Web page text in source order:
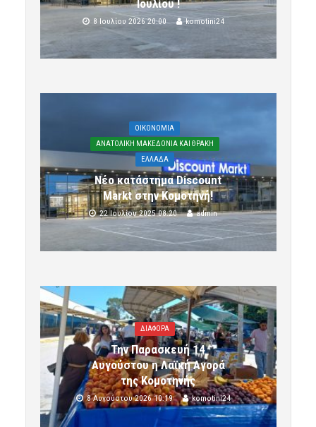
Ιουλίου !
8 Ιουλίου 2026 20:00 komotini24
OIKONOMIA
ΑΝΑΤΟΛΙΚΗ ΜΑΚΕΔΟΝΙΑ ΚΑΙ ΘΡΑΚΗ
ΕΛΛΑΔΑ
Νέο κατάστημα Discount
Markt στην Κομοτηνή!
22 Ιουλίου 2025 08:20 admin
ΔΙΑΦΟΡΑ
Την Παρασκευή 14
Αυγούστου η Λαϊκή Αγορά
της Κομοτηνής
8 Αυγούστου 2026 10:19 komotini24